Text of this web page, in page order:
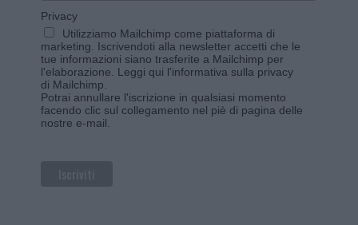
Privacy
Utilizziamo Mailchimp come piattaforma di
marketing. Iscrivendoti alla newsletter accetti che le
tue informazioni siano trasferite a Mailchimp per
l'elaborazione. Leggi qui l'informativa sulla privacy
di Mailchimp
Potrai annullare l'iscrizione in qualsiasi momento
facendo clic sul collegamento nel piè di pagina delle
nostre e-mail.